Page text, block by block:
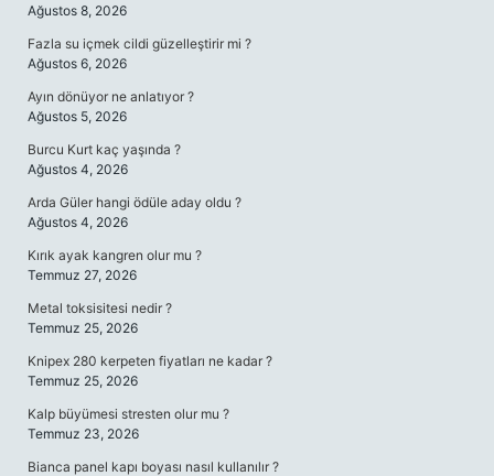
Ağustos 8, 2026
Fazla su içmek cildi güzelleştirir mi ?
Ağustos 6, 2026
Ayın dönüyor ne anlatıyor ?
Ağustos 5, 2026
Burcu Kurt kaç yaşında ?
Ağustos 4, 2026
Arda Güler hangi ödüle aday oldu ?
Ağustos 4, 2026
Kırık ayak kangren olur mu ?
Temmuz 27, 2026
Metal toksisitesi nedir ?
Temmuz 25, 2026
Knipex 280 kerpeten fiyatları ne kadar ?
Temmuz 25, 2026
Kalp büyümesi stresten olur mu ?
Temmuz 23, 2026
Bianca panel kapı boyası nasıl kullanılır ?